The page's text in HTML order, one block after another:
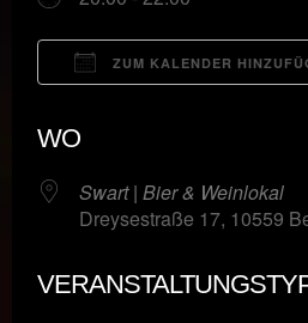
ZUM KALENDER
WO
Swart | Bier & Weinlokal
Dreysestraße 17, 10559